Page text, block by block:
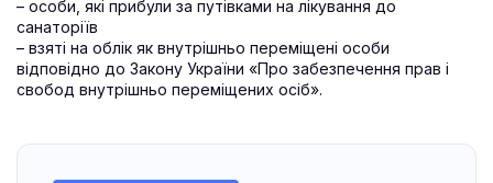
– особи, які прибули за путівками на лікування до
санаторіїв
– взяті на облік як внутрішньо переміщені особи
відповідно до Закону України «Про забезпечення прав і
свобод внутрішньо переміщених осіб».